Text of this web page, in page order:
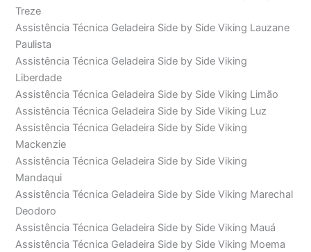
Treze
Assistência Técnica Geladeira Side by Side Viking Lauzane
Paulista
Assistência Técnica Geladeira Side by Side Viking
Liberdade
Assistência Técnica Geladeira Side by Side Viking Limão
Assistência Técnica Geladeira Side by Side Viking Luz
Assistência Técnica Geladeira Side by Side Viking
Mackenzie
Assistência Técnica Geladeira Side by Side Viking
Mandaqui
Assistência Técnica Geladeira Side by Side Viking Marechal
Deodoro
Assistência Técnica Geladeira Side by Side Viking Mauá
Assistência Técnica Geladeira Side by Side Viking Moema